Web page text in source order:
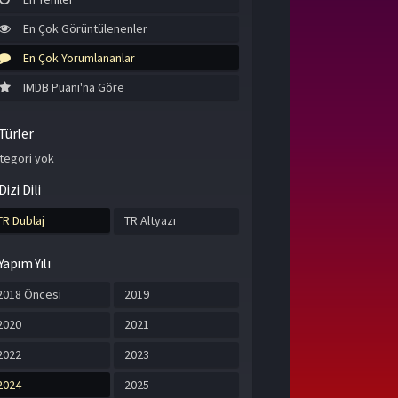
En Çok Görüntülenenler
En Çok Yorumlananlar
IMDB Puanı'na Göre
yok
Dili
Dublaj TR Altyazı
Yılı
Öncesi
2019
2021
2023
2025